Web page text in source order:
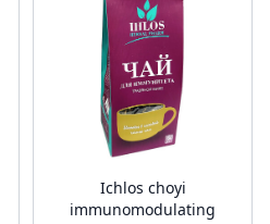
Ichlos choyi
immunomodulating